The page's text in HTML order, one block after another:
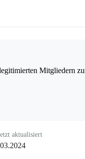
Mitgliedern
aktualisiert